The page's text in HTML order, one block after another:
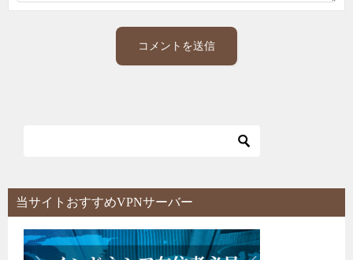
当サイトおすすめVPNサーバー